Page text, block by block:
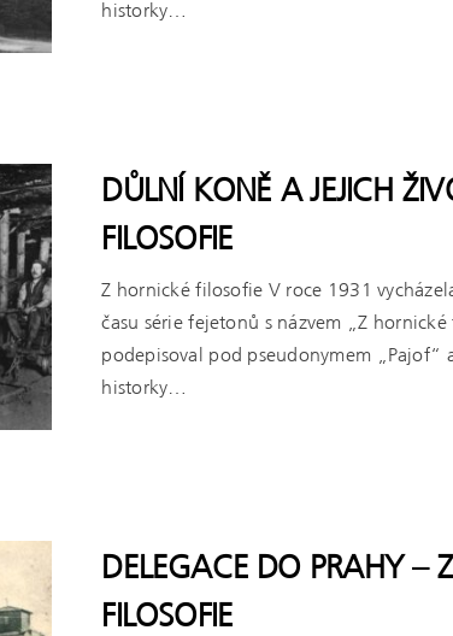
historky…
DŮLNÍ KONĚ A JEJICH
FILOSOFIE
Z hornické filosofie V roce 1931
času série fejetonů s názvem „Z
podepisoval pod pseudonymem „Pajof“
historky…
DELEGACE DO PRAHY –
FILOSOFIE